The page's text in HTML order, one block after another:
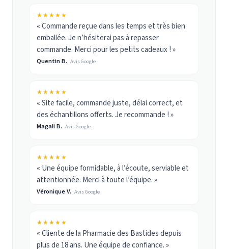
★★★★★
« Commande reçue dans les temps et très bien
emballée. Je n’hésiterai pas à repasser
commande. Merci pour les petits cadeaux ! »
Quentin B. Avis Google
★★★★★
« Site facile, commande juste, délai correct, et
des échantillons offerts. Je recommande ! »
Magali B. Avis Google
★★★★★
« Une équipe formidable, à l’écoute, serviable et
attentionnée. Merci à toute l’équipe. »
Véronique V. Avis Google
★★★★★
« Cliente de la Pharmacie des Bastides depuis
plus de 18 ans. Une équipe de confiance. »